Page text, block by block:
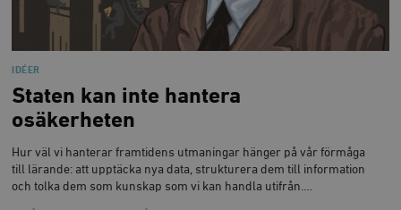
IDÉER
Staten kan inte hantera
osäkerheten
Hur väl vi hanterar framtidens utmaningar hänger på vår förmåga
till lärande: att upptäcka nya data, strukturera dem till information
och tolka dem som kunskap som vi kan handla utifrån.…